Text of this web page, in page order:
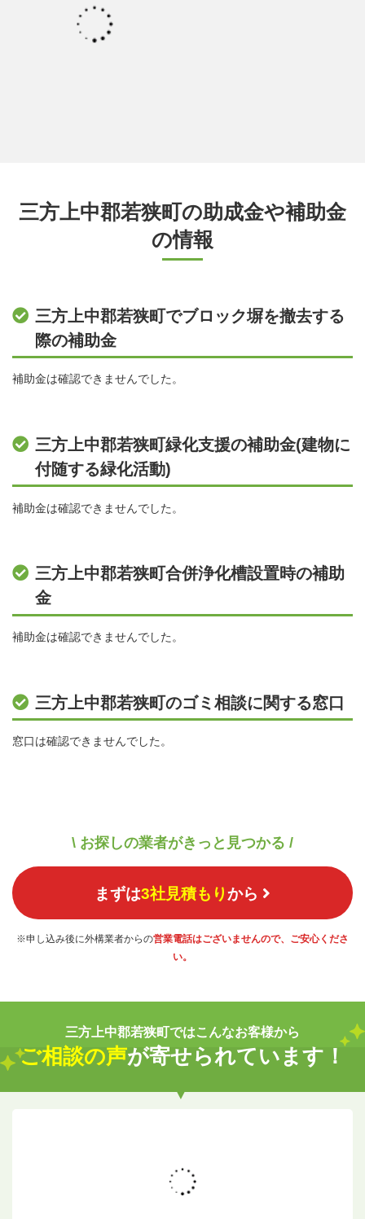
三方上中郡若狭町の助成金や補助金
の情報
三方上中郡若狭町でブロック塀を撤去する
際の補助金
補助金は確認できませんでした。
三方上中郡若狭町緑化支援の補助金(建物に
付随する緑化活動)
補助金は確認できませんでした。
三方上中郡若狭町合併浄化槽設置時の補助
金
補助金は確認できませんでした。
三方上中郡若狭町のゴミ相談に関する窓口
窓口は確認できませんでした。
\ お探しの業者がきっと見つかる /
まずは3社見積もりから
※申し込み後に外構業者からの営業電話はございませんので、ご安心くださ
い。
三方上中郡若狭町ではこんなお客様から
ご相談の声が寄せられています！